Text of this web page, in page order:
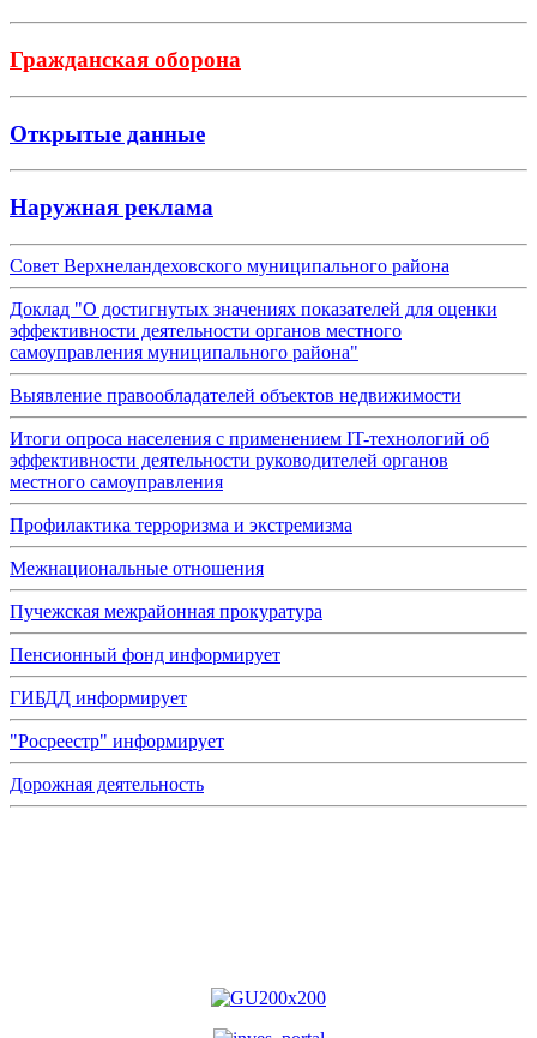
Гражданская оборона
Открытые данные
Наружная реклама
Совет Верхнеландеховского муниципального района
Доклад "О достигнутых значениях показателей для оценки
эффективности деятельности органов местного
самоуправления муниципального района"
Выявление правообладателей объектов недвижимости
Итоги опроса населения с применением IT-технологий об
эффективности деятельности руководителей органов
местного самоуправления
Профилактика терроризма и экстремизма
Межнациональные отношения
Пучежская межрайонная прокуратура
Пенсионный фонд информирует
ГИБДД информирует
"Росреестр" информирует
Дорожная деятельность